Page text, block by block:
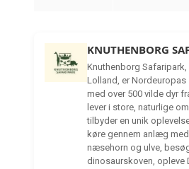
KNUTHENBORG
Knuthenborg
Lolland, er
med over 500 vilde dyr
lever i store, naturlige
tilbyder en unik
køre gennem anlæg
næsehorn og ulve,
dinosaurskoven, opleve